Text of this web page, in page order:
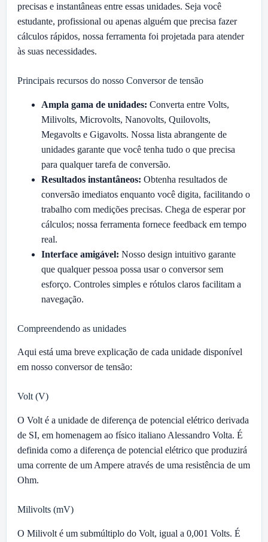
precisas e instantâneas entre essas unidades. Seja você
estudante, profissional ou apenas alguém que precisa fazer
cálculos rápidos, nossa ferramenta foi projetada para atender
às suas necessidades.
Principais recursos do nosso Conversor de tensão
Ampla gama de unidades: Converta entre Volts,
Milivolts, Microvolts, Nanovolts, Quilovolts,
Megavolts e Gigavolts. Nossa lista abrangente de
unidades garante que você tenha tudo o que precisa
para qualquer tarefa de conversão.
Resultados instantâneos: Obtenha resultados de
conversão imediatos enquanto você digita, facilitando o
trabalho com medições precisas. Chega de esperar por
cálculos; nossa ferramenta fornece feedback em tempo
real.
Interface amigável: Nosso design intuitivo garante
que qualquer pessoa possa usar o conversor sem
esforço. Controles simples e rótulos claros facilitam a
navegação.
Compreendendo as unidades
Aqui está uma breve explicação de cada unidade disponível
em nosso conversor de tensão:
Volt (V)
O Volt é a unidade de diferença de potencial elétrico derivada
de SI, em homenagem ao físico italiano Alessandro Volta. É
definida como a diferença de potencial elétrico que produzirá
uma corrente de um Ampere através de uma resistência de um
Ohm.
Milivolts (mV)
O Milivolt é um submúltiplo do Volt, igual a 0,001 Volts. É